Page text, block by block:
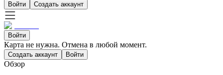
Войти Создать аккаунт
Войти
Карта не нужна. Отмена в любой момент.
Создать аккаунт Войти
Обзор